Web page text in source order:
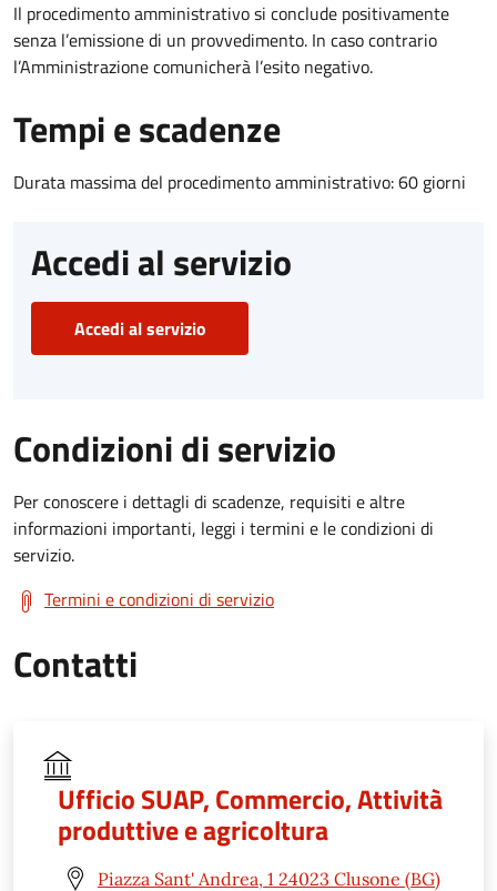
Il procedimento amministrativo si conclude positivamente
senza l’emissione di un provvedimento. In caso contrario
l’Amministrazione comunicherà l’esito negativo.
Tempi e scadenze
Durata massima del procedimento amministrativo: 60 giorni
Accedi al servizio
Accedi al servizio
Condizioni di servizio
Per conoscere i dettagli di scadenze, requisiti e altre
informazioni importanti, leggi i termini e le condizioni di
servizio.
Termini e condizioni di servizio
Contatti
Ufficio SUAP, Commercio, Attività
produttive e agricoltura
Piazza Sant' Andrea, 1 24023 Clusone (BG)